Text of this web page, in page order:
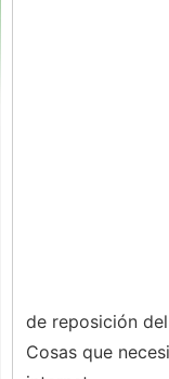
de reposición
Cosas que